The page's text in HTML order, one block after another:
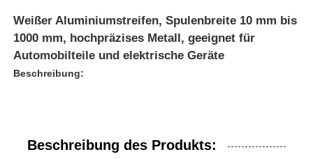
Weißer Aluminiumstreifen, Spulenbreite 10 mm bis
1000 mm, hochpräzises Metall, geeignet für
Automobilteile und elektrische Geräte
Beschreibung:
Beschreibung des Produkts: